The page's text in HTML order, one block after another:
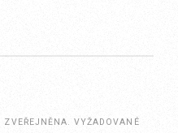
ZVEŘEJNĚNA. VYŽADOVANÉ